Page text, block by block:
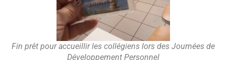
Fin prêt pour accueillir les collégiens lors des Journées de
Développement Personnel